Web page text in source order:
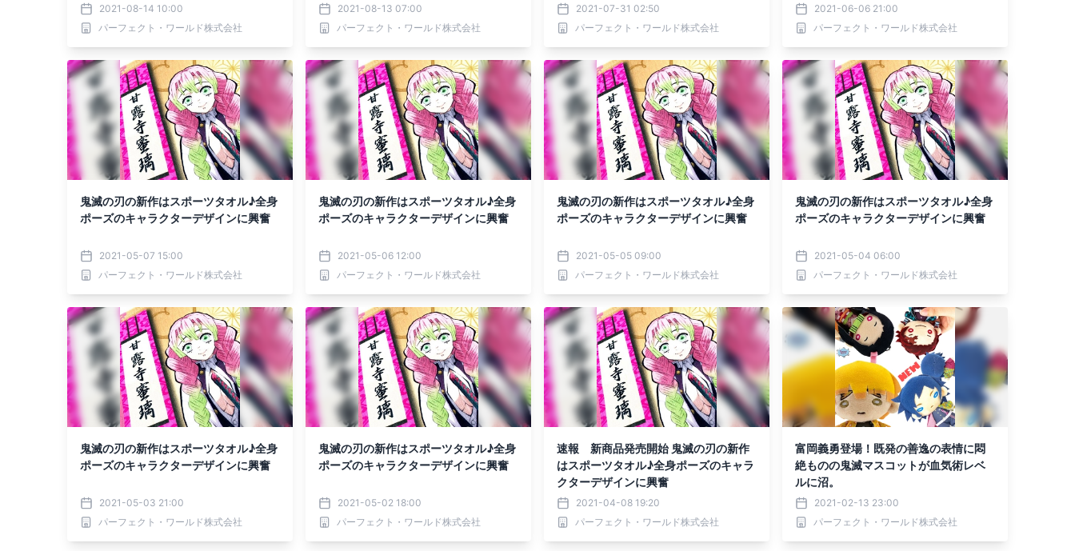
2021-08-14 10:00
パーフェクト・ワールド株式会社
2021-08-13 07:00
パーフェクト・ワールド株式会社
2021-07-31 02:50
パーフェクト・ワールド株式会社
2021-06-06 21:00
パーフェクト・ワールド株式会社
鬼滅の刃の新作はスポーツタオル♪全身
ポーズのキャラクターデザインに興奮
2021-05-07 15:00
パーフェクト・ワールド株式会社
鬼滅の刃の新作はスポーツタオル♪全身
ポーズのキャラクターデザインに興奮
2021-05-06 12:00
パーフェクト・ワールド株式会社
鬼滅の刃の新作はスポーツタオル♪全身
ポーズのキャラクターデザインに興奮
2021-05-05 09:00
パーフェクト・ワールド株式会社
鬼滅の刃の新作はスポーツタオル♪全身
ポーズのキャラクターデザインに興奮
2021-05-04 06:00
パーフェクト・ワールド株式会社
鬼滅の刃の新作はスポーツタオル♪全身
ポーズのキャラクターデザインに興奮
2021-05-03 21:00
パーフェクト・ワールド株式会社
鬼滅の刃の新作はスポーツタオル♪全身
ポーズのキャラクターデザインに興奮
2021-05-02 18:00
パーフェクト・ワールド株式会社
速報 新商品発売開始 鬼滅の刃の新作
はスポーツタオル♪全身ポーズのキャラ
クターデザインに興奮
2021-04-08 19:20
パーフェクト・ワールド株式会社
富岡義勇登場！既発の善逸の表情に悶
絶ものの鬼滅マスコットが血気術レベ
ルに沼。
2021-02-13 23:00
パーフェクト・ワールド株式会社